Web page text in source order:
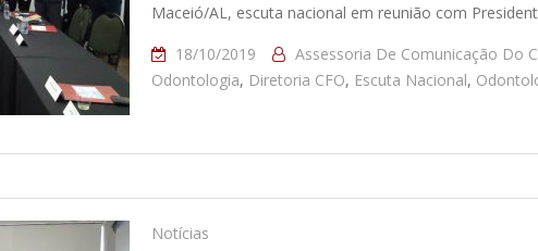
Maceió/AL, escuta nacional em reunião com
18/10/2019
Assessoria De Comunicação Do
Odontologia, Diretoria CFO, Escuta Nacional,
Notícias